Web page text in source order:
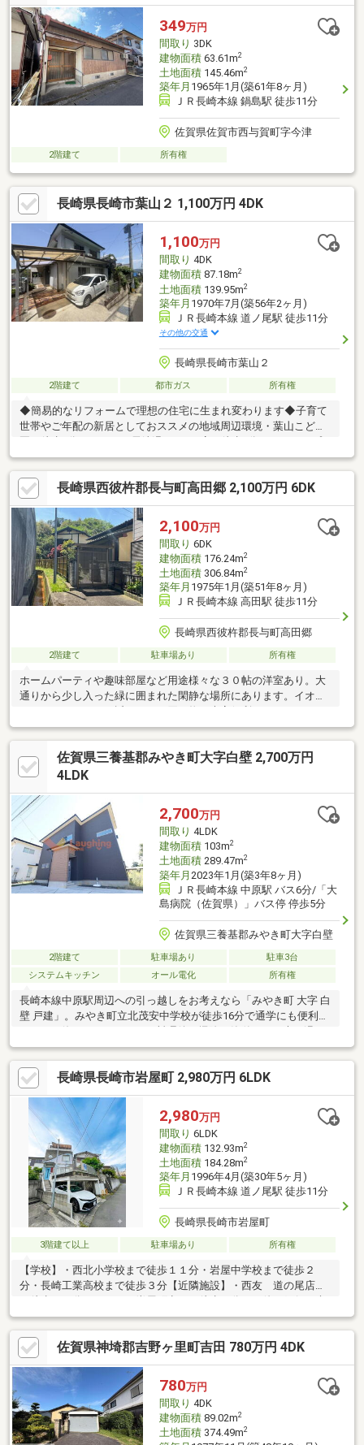
349万円
間取り 3DK
建物面積63.61m2
土地面積145.46m2
築年月 1965年1月(築61年8ヶ月)
ＪＲ長崎本線 鍋島駅 徒歩11分
佐賀県佐賀市西与賀町字今津
2階建て 所有権
長崎県長崎市葉山２ 1,100万円 4DK
1,100万円
間取り 4DK
建物面積87.18m2
土地面積139.95m2
築年月 1970年7月(築56年2ヶ月)
ＪＲ長崎本線 道ノ尾駅 徒歩11分
その他の交通
長崎県長崎市葉山２
2階建て 都市ガス 所有権
◆簡易的なリフォームで理想の住宅に生まれ変わります◆子育て
世帯やご年配の新居としておススメの地域周辺環境・葉山こども
LaLaなめし 徒歩10分・長崎市立岩屋中学校 徒歩10分・長崎市
立滑石小学校 徒歩15分
長崎県西彼杵郡長与町高田郷 2,100万円 6DK
2,100万円
間取り 6DK
建物面積176.24m2
土地面積306.84m2
築年月 1975年1月(築51年8ヶ月)
ＪＲ長崎本線 高田駅 徒歩11分
長崎県西彼杵郡長与町高田郷
2階建て 駐車場あり 所有権
ホームパーティや趣味部屋など用途様々な３０帖の洋室あり。大
通りから少し入った緑に囲まれた閑静な場所にあります。イオン
佐賀県三養基郡みやき町大字白壁 2,700万円
4LDK
2,700万円
間取り 4LDK
建物面積103m2
土地面積289.47m2
築年月 2023年1月(築3年8ヶ月)
ＪＲ長崎本線 中原駅 バス6分/「大
島病院（佐賀県）」バス停 停歩5分
佐賀県三養基郡みやき町大字白壁
2階建て 駐車場あり
駐車3台
システムキッチン
オール電化 所有権
長崎本線中原駅周辺への引っ越しをお考えなら「みやき町 大字 白
壁 戸建」。みやき町立北茂安中学校が徒歩16分で通学にも便利で
りも感じることのできる、2023年1月築の物件となります。お子
様のいらっしゃるご家庭にもお勧めの、4LDK物件で子供達と楽し
く生活を送りましょう。動線を意識したデザインのシステムキッ
チン付きで作業能率が上がります。こちらの物件は独立した洗面
所があります。
長崎県長崎市岩屋町 2,980万円 6LDK
2,980万円
間取り 6LDK
建物面積132.93m2
土地面積184.28m2
築年月 1996年4月(築30年5ヶ月)
ＪＲ長崎本線 道ノ尾駅 徒歩11分
長崎県長崎市岩屋町
3階建て以上 駐車場あり 所有権
【学校】・西北小学校まで徒歩１１分・岩屋中学校まで徒歩２
分・長崎工業高校まで徒歩３分【近隣施設】・西友 道の尾店ま
院も徒歩圏内にある長崎市北部の便利地です☆【アピールポイン
ト】・一級建築士設計のＲＣ造建物で、斜面地の多い長崎市でも
安心です。・幼稚園や小学校、中学校も徒歩圏内で子育てしやす
い便利なエリアです。・６ＬＤＫと部屋数も多いので、多子世帯
や２世帯住宅をご検討の方にも適します。リフォームや住宅ロー
ン、融資のご相談等いつでもお気軽にご連絡ください☆
佐賀県神埼郡吉野ヶ里町吉田 780万円 4DK
780万円
間取り 4DK
建物面積89.02m2
土地面積374.49m2